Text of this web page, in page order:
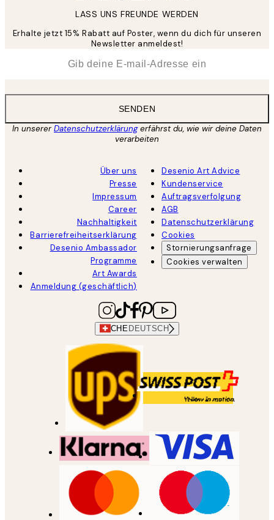
LASS UNS FREUNDE WERDEN
Erhalte jetzt 15% Rabatt auf Poster, wenn du dich für unseren
Newsletter anmeldest!
SENDEN
In unsererDatenschutzerklärungerfährst du, wie wir deine Daten
verarbeiten
Über uns
Presse
Impressum
Career
Nachhaltigkeit
Barrierefreiheitserklärung
Desenio Ambassador
Programme
Art Awards
Anmeldung (geschäftlich)
Desenio Art Advice
Kundenservice
Auftragsverfolgung
AGB
Datenschutzerklärung
Cookies
Stornierungsanfrage
Cookies verwalten
CHE DEUTSCH